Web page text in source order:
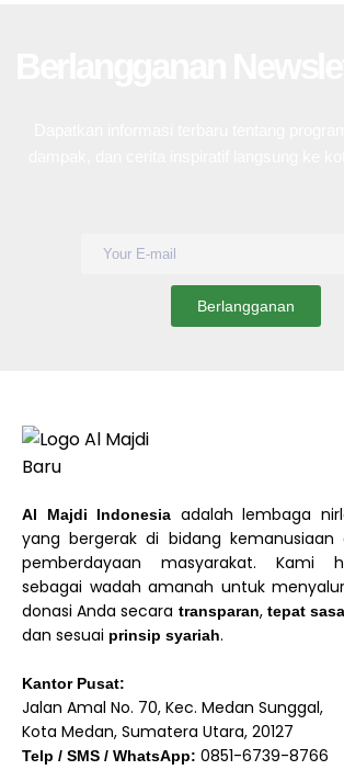
Al Majdi Indonesia adalah lembaga
yang bergerak di bidang kemanusiaan
pemberdayaan masyarakat. Kami
sebagai wadah amanah untuk
donasi Anda secara transparan, tepat
dan sesuai prinsip syariah.
Kantor Pusat:
Jalan Amal No. 70, Kec. Medan Sunggal,
Kota Medan, Sumatera Utara, 20127
Telp / SMS / WhatsApp: 0851-6739-8766